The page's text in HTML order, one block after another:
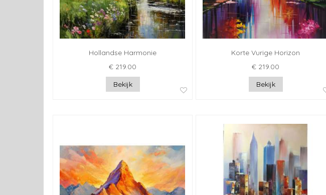
Hollandse Harmonie
€ 219.00
Bekijk
Korte Vurige Horizon
€ 219.00
Bekijk